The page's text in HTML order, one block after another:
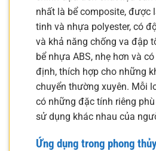
nhất là bể composite, được
tinh và nhựa polyester, có
và khả năng chống va đập
bể nhựa ABS, nhẹ hơn và
định, thích hợp cho những
chuyển thường xuyên. Mỗi
có những đặc tính riêng
sử dụng khác nhau của
Ứng dụng trong phong thủy